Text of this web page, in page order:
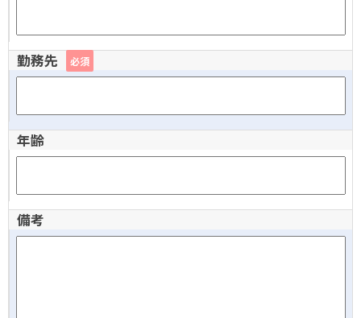
勤務先 必須
年齢
備考